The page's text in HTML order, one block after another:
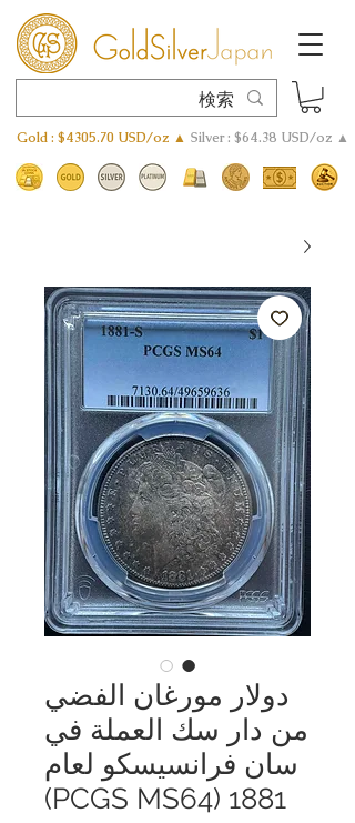
Gold : $4305.70 USD/oz ▲ Silver : $64.38 USD/oz ▲
دولار مورغان الفضي
من دار سك العملة في
سان فرانسيسكو لعام
1881 (PCGS MS64)